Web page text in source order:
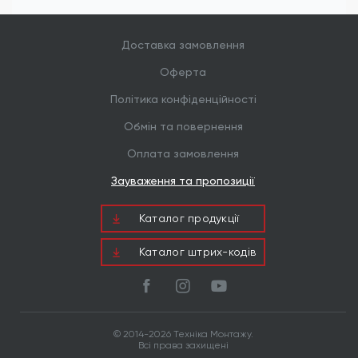
Доставка замовлення
Оферта
Політика конфіденційності
Обмін та повернення
Оплата замовлення
Зауваження та пропозиції
Каталог продукцiї
Каталог штрих-кодів
© 2014-2026 Техніка Монтажу.
Всі права захищені